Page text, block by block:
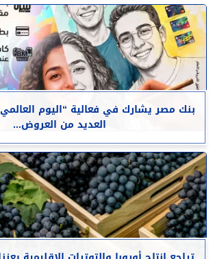
بنك مصر يشارك في فعالية “اليوم
العديد من العروض...